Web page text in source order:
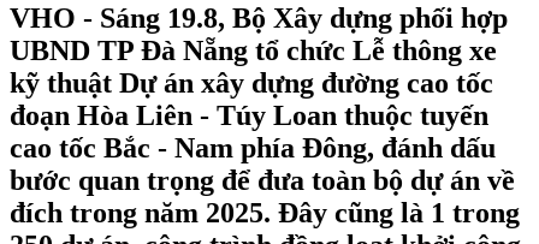
VHO - Sáng 19.8, Bộ Xây dựng phối hợp
UBND TP Đà Nẵng tổ chức Lễ thông xe
kỹ thuật Dự án xây dựng đường cao tốc
đoạn Hòa Liên - Túy Loan thuộc tuyến
cao tốc Bắc - Nam phía Đông, đánh dấu
bước quan trọng để đưa toàn bộ dự án về
đích trong năm 2025. Đây cũng là 1 trong